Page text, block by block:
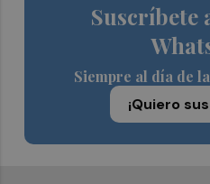
Suscríbete
Siempre al día de
¡Quiero